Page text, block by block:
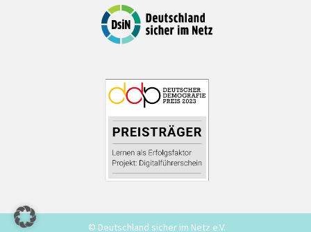
© Deutschland sicher im Netz e.V.